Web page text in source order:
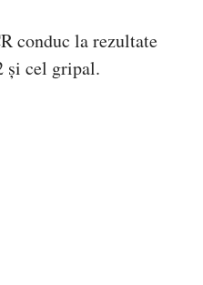
conduc la rezultate
și cel gripal.